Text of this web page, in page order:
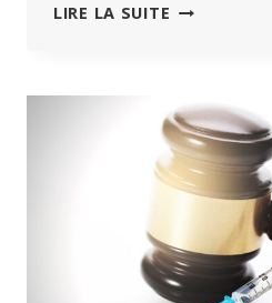
LIRE LA SUITE L’OMS
DÉFORME
SCIEMMENT
–
SES
PROPRES
DONNÉES
SUR
LE
COVID